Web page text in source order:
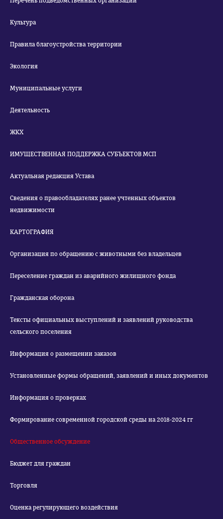
Культура
Правила благоустройства территории
Экология
Муниципальные услуги
Деятельность
ЖКХ
ИМУЩЕСТВЕННАЯ ПОДДЕРЖКА СУБЪЕКТОВ МСП
Актуальная редакция Устава
Сведения о правообладателях ранее учтенных объектов
недвижимости
КАРТОГРАФИЯ
Организация по обращению с животными без владельцев
Переселение граждан из аварийного жилищного фонда
Гражданская оборона
Тексты официальных выступлений и заявлений руководства
сельского поселения
Информация о размещении заказов
Установленные формы обращений, заявлений и иных документов
Информация о проверках
Формирование современной городской среды на 2018-2024 гг
Общественное обсуждение
Бюджет для граждан
Торговля
Оценка регулирующего воздействия